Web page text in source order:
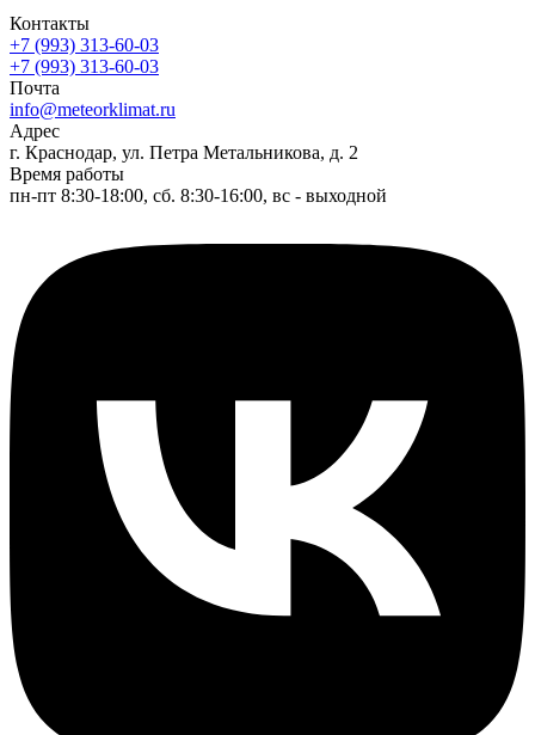
Контакты
+7 (993) 313-60-03
+7 (993) 313-60-03
Почта
info@meteorklimat.ru
Адрес
г. Краснодар, ул. Петра Метальникова, д. 2
Время работы
пн-пт 8:30-18:00, сб. 8:30-16:00, вс - выходной